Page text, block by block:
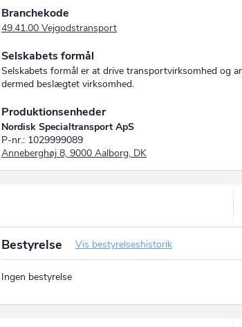
Branchekode
49.41.00 Vejgodstransport
Selskabets formål
Selskabets formål er at drive transportvirksomhed og
dermed beslægtet virksomhed.
Produktionsenheder
Nordisk Specialtransport ApS
P-nr.: 1029999089
Anneberghøj 8, 9000 Aalborg, DK
Bestyrelse Vis bestyrelseshistorik
Ingen bestyrelse